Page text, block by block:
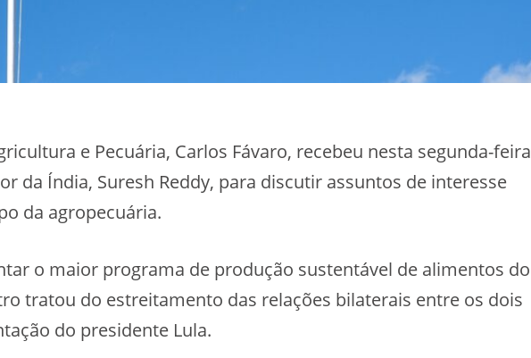
e Pecuária, Carlos Fávaro, recebeu nesta segunda-feira
da Índia, Suresh Reddy, para discutir assuntos de interesse
da agropecuária.
o maior programa de produção sustentável de alimentos do
tratou do estreitamento das relações bilaterais entre os dois
do presidente Lula.